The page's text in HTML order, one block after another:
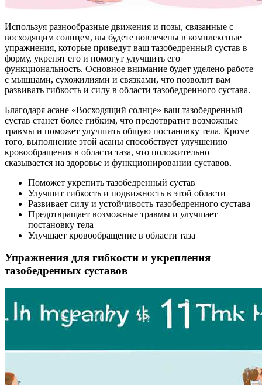
Используя разнообразные движения и позы, связанные с
восходящим солнцем, вы будете вовлечены в комплексные
упражнения, которые приведут ваш тазобедренный сустав в
форму, укрепят его и помогут улучшить его
функциональность. Основное внимание будет уделено работе
с мышцами, сухожилиями и связками, что позволит вам
развивать гибкость и силу в области тазобедренного сустава.
Благодаря асане «Восходящий солнце» ваш тазобедренный
сустав станет более гибким, что предотвратит возможные
травмы и поможет улучшить общую постановку тела. Кроме
того, выполнение этой асаны способствует улучшению
кровообращения в области таза, что положительно
сказывается на здоровье и функционировании суставов.
Поможет укрепить тазобедренный сустав
Улучшит гибкость и подвижность в этой области
Развивает силу и устойчивость тазобедренного сустава
Предотвращает возможные травмы и улучшает
постановку тела
Улучшает кровообращение в области таза
Упражнения для гибкости и укрепления
тазобедренных суставов